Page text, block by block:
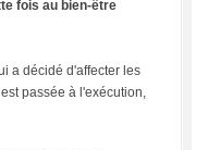
fois au bien-être
a décidé d'affecter les
passée à l'exécution,